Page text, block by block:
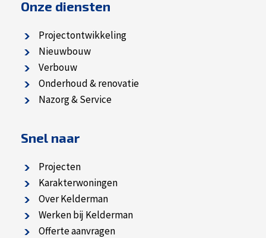
Onze diensten
Projectontwikkeling
Nieuwbouw
Verbouw
Onderhoud & renovatie
Nazorg & Service
Snel naar
Projecten
Karakterwoningen
Over Kelderman
Werken bij Kelderman
Offerte aanvragen